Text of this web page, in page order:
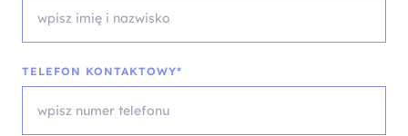
TELEFON KONTAKTOWY*